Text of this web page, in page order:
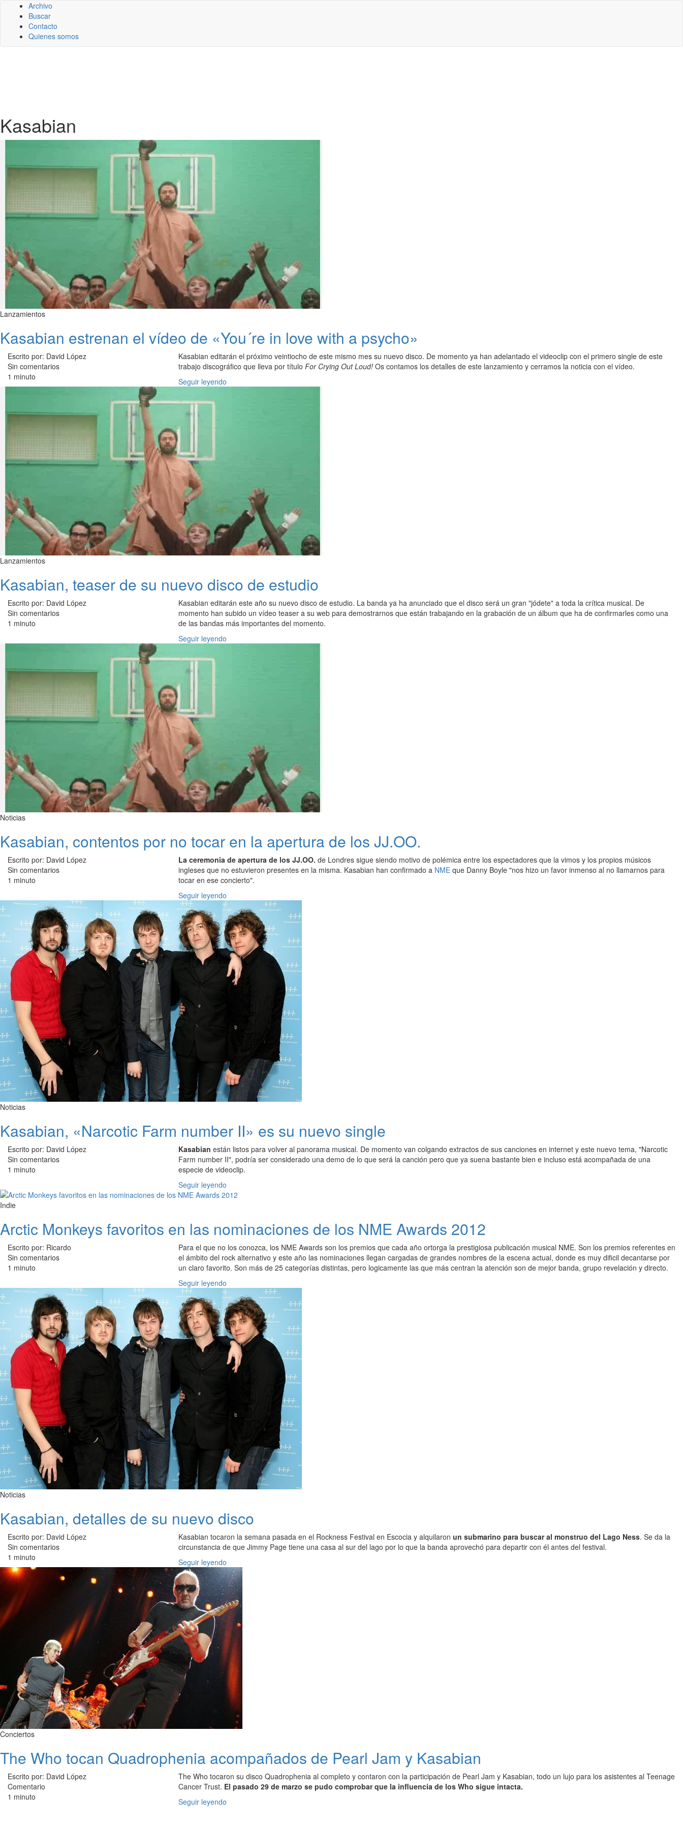
Archivo
Buscar
Contacto
Quienes somos
Kasabian
Lanzamientos
Kasabian estrenan el vídeo de «You´re in love with a psycho»
Escrito por: David López
Sin comentarios
1 minuto
Kasabian editarán el próximo veintiocho de este mismo mes su nuevo disco. De momento ya han adelantado el videoclip con el primero single de este
trabajo discográfico que lleva por título For Crying Out Loud! Os contamos los detalles de este lanzamiento y cerramos la noticia con el vídeo.
Seguir leyendo
Lanzamientos
Kasabian, teaser de su nuevo disco de estudio
Escrito por: David López
Sin comentarios
1 minuto
Kasabian editarán este año su nuevo disco de estudio. La banda ya ha anunciado que el disco será un gran "jódete" a toda la crítica musical. De
momento han subido un vídeo teaser a su web para demostrarnos que están trabajando en la grabación de un álbum que ha de confirmarles como una
de las bandas más importantes del momento.
Seguir leyendo
Noticias
Kasabian, contentos por no tocar en la apertura de los JJ.OO.
Escrito por: David López
Sin comentarios
1 minuto
La ceremonia de apertura de los JJ.OO. de Londres sigue siendo motivo de polémica entre los espectadores que la vimos y los propios músicos
ingleses que no estuvieron presentes en la misma. Kasabian han confirmado a NME que Danny Boyle "nos hizo un favor inmenso al no llamarnos para
tocar en ese concierto".
Seguir leyendo
Noticias
Kasabian, «Narcotic Farm number II» es su nuevo single
Escrito por: David López
Sin comentarios
1 minuto
Kasabian están listos para volver al panorama musical. De momento van colgando extractos de sus canciones en internet y este nuevo tema, "Narcotic
Farm number II", podría ser considerado una demo de lo que será la canción pero que ya suena bastante bien e incluso está acompañada de una
especie de videoclip.
Seguir leyendo
Indie
Arctic Monkeys favoritos en las nominaciones de los NME Awards 2012
Escrito por: Ricardo
Sin comentarios
1 minuto
Para el que no los conozca, los NME Awards son los premios que cada año ortorga la prestigiosa publicación musical NME. Son los premios referentes en
el ámbito del rock alternativo y este año las nominaciones llegan cargadas de grandes nombres de la escena actual, donde es muy dificil decantarse por
un claro favorito. Son más de 25 categorías distintas, pero logicamente las que más centran la atención son de mejor banda, grupo revelación y directo.
Seguir leyendo
Noticias
Kasabian, detalles de su nuevo disco
Escrito por: David López
Sin comentarios
1 minuto
Kasabian tocaron la semana pasada en el Rockness Festival en Escocia y alquilaron un submarino para buscar al monstruo del Lago Ness. Se da la
circunstancia de que Jimmy Page tiene una casa al sur del lago por lo que la banda aprovechó para departir con él antes del festival.
Seguir leyendo
Conciertos
The Who tocan Quadrophenia acompañados de Pearl Jam y Kasabian
Escrito por: David López
Comentario
1 minuto
The Who tocaron su disco Quadrophenia al completo y contaron con la participación de Pearl Jam y Kasabian, todo un lujo para los asistentes al Teenage
Cancer Trust. El pasado 29 de marzo se pudo comprobar que la influencia de los Who sigue intacta.
Seguir leyendo